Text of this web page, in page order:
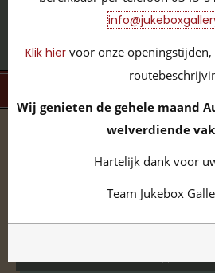
volledige collectie /
Amusement
Klik hier voor onze
Wij genieten de gehele maand
welverdiende
Hartelijk dank voor
Team Jukebox